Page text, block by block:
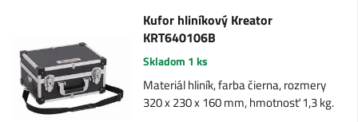
Kufor hliníkový Kreator
KRT640106B
Skladom 1 ks
Materiál hliník, farba čierna, rozmery
320 x 230 x 160 mm, hmotnosť 1,3 kg.